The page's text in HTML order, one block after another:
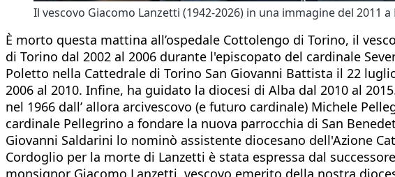
Il vescovo Giacomo Lanzetti (1942-2026) in una immagine del 2011 a
È morto questa mattina all’ospedale Cottolengo di Torino, il
di Torino dal 2002 al 2006 durante l'episcopato del cardinale
Poletto nella Cattedrale di Torino San Giovanni Battista il 22
2006 al 2010. Infine, ha guidato la diocesi di Alba dal 2010 al
nel 1966 dall’ allora arcivescovo (e futuro cardinale) Michele
cardinale Pellegrino a fondare la nuova parrocchia di San
Giovanni Saldarini lo nominò assistente diocesano dell'Azione
Cordoglio per la morte di Lanzetti è stata espressa dal
monsignor Giacomo Lanzetti, vescovo emerito della nostra